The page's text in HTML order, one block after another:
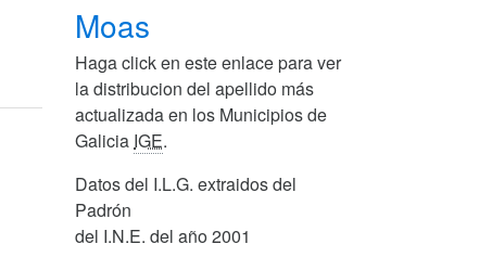
Moas
Haga click en este enlace para ver
la distribucion del apellido más
actualizada en los Municipios de
Galicia IGE.
Datos del I.L.G. extraidos del
Padrón
del I.N.E. del año 2001